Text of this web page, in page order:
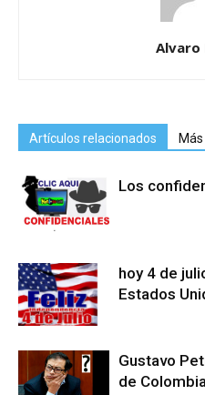
Alvaro
Artículos relacionados
Los
hoy 4 de
Estados
Gustavo
de